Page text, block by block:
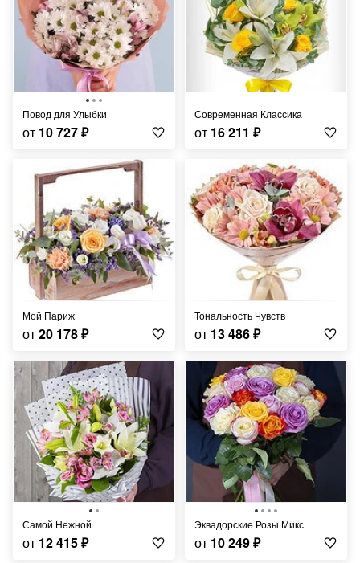
Повод для Улыбки
от 10 727₽
Современная Классика
от 16 211 ₽
Мой Париж
от20 178₽
Тональность Чувств
от 13 486₽
Самой Нежной
от 12 415₽
Эквадорские Розы Микс
от 10 249₽